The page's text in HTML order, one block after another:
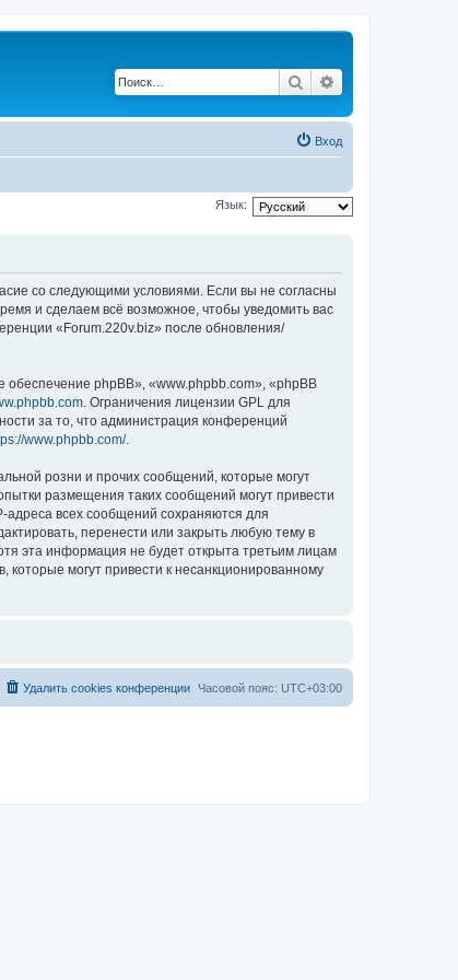
Поиск
Вход
Язык:
со следующими условиями. Если вы не согласны
и сделаем всё возможное, чтобы уведомить вас
«Forum.220v.biz» после обновления/
phpBB», «www.phpbb.com», «phpBB
. Ограничения лицензии GPL для
за то, что администрация конференций
www.phpbb.com/.
розни и прочих сообщений, которые могут
размещения таких сообщений могут привести
всех сообщений сохраняются для
перенести или закрыть любую тему в
эта информация не будет открыта третьим лицам
могут привести к несанкционированному
Часовой пояс: UTC+03:00
Удалить cookies конференции